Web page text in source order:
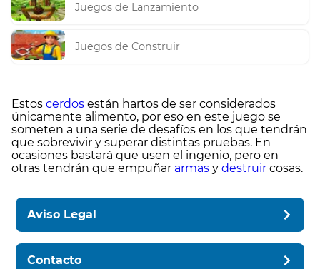
Juegos de Lanzamiento
Juegos de Construir
Estos cerdos están hartos de ser considerados
únicamente alimento, por eso en este juego se
someten a una serie de desafíos en los que tendrán
que sobrevivir y superar distintas pruebas. En
ocasiones bastará que usen el ingenio, pero en
otras tendrán que empuñar armas y destruir cosas.
Aviso Legal
Contacto